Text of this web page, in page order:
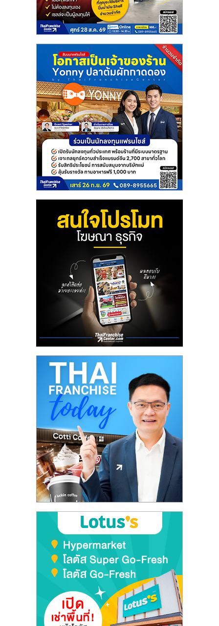
ไชส์
แฟ
ไชส์
ขาย
หน้า
บ้าน
ลงทุน
ปรึกษา
ลงทุน
และ
ขยาย
ไชส์,